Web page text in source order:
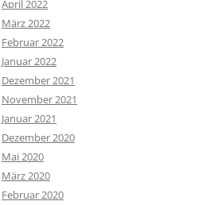
April 2022
März 2022
Februar 2022
Januar 2022
Dezember 2021
November 2021
Januar 2021
Dezember 2020
Mai 2020
März 2020
Februar 2020